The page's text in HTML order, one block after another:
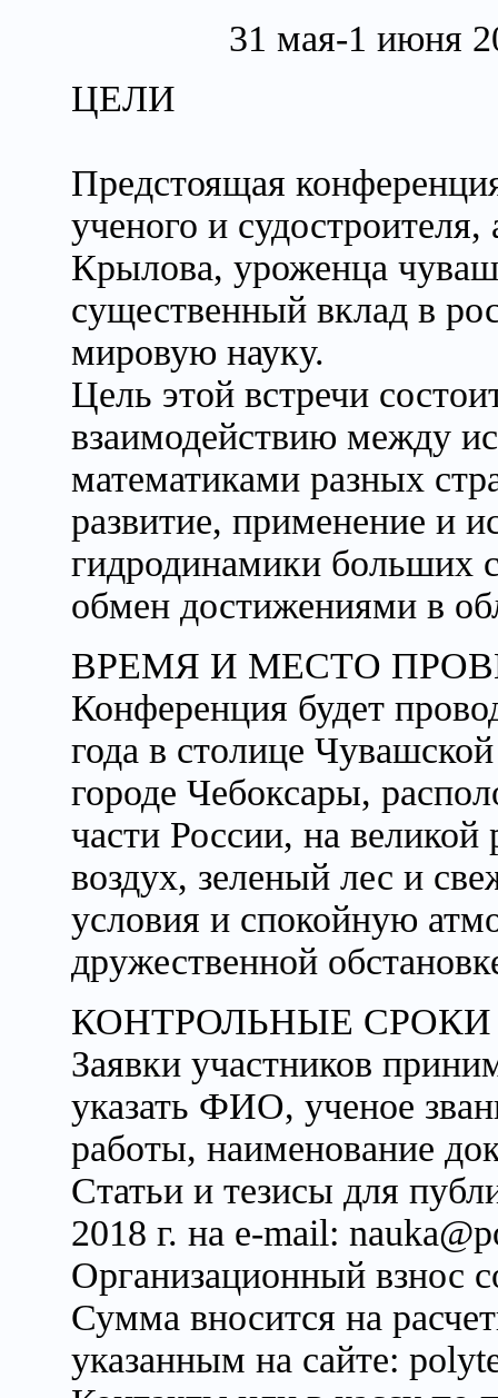
31 мая-1 июня
ЦЕЛИ
Предстоящая
ученого и
Крылова, уроженца
существенный вклад в
мировую науку.
Цель этой встречи
взаимодействию между
математиками разных
развитие, применение и
гидродинамики больших
обмен достижениями в
ВРЕМЯ И МЕСТО
Конференция будет
года в столице
городе Чебоксары,
части России, на
воздух, зеленый лес и
условия и спокойную
дружественной
КОНТРОЛЬНЫЕ СРОКИ
Заявки участников
указать ФИО, ученое
работы, наименование
Статьи и тезисы для
2018 г. на e-mail:
Организационный взнос
Сумма вносится на
указанным на сайте: